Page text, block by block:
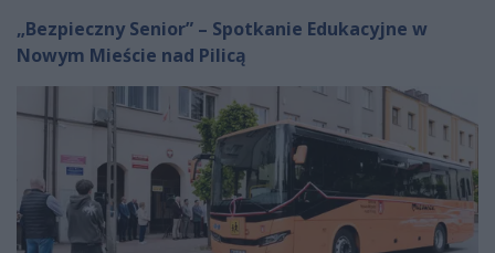
„Bezpieczny Senior” – Spotkanie Edukacyjne w
Nowym Mieście nad Pilicą